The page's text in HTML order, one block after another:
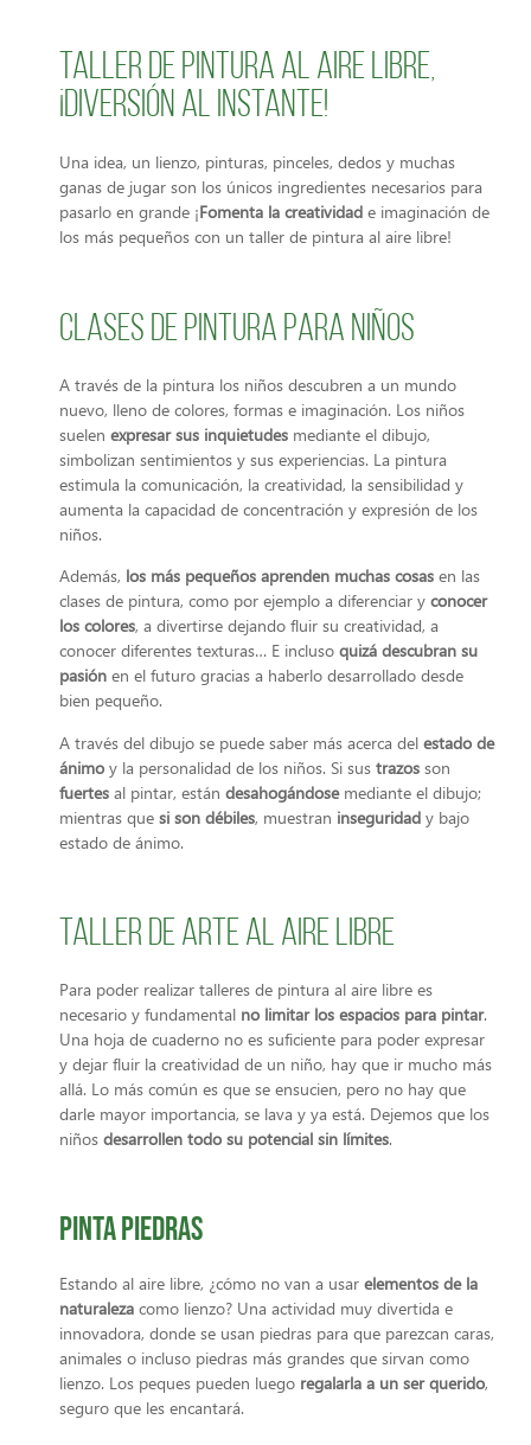
Taller de pintura al aire libre,
¡diversión al instante!
Una idea, un lienzo, pinturas, pinceles, dedos y muchas
ganas de jugar son los únicos ingredientes necesarios para
pasarlo en grande ¡Fomenta la creatividad e imaginación de
los más pequeños con un taller de pintura al aire libre!
Clases de pintura para niños
A través de la pintura los niños descubren a un mundo
nuevo, lleno de colores, formas e imaginación. Los niños
suelen expresar sus inquietudes mediante el dibujo,
simbolizan sentimientos y sus experiencias. La pintura
estimula la comunicación, la creatividad, la sensibilidad y
aumenta la capacidad de concentración y expresión de los
niños.
Además, los más pequeños aprenden muchas cosas en las
clases de pintura, como por ejemplo a diferenciar y conocer
los colores, a divertirse dejando fluir su creatividad, a
conocer diferentes texturas… E incluso quizá descubran su
pasión en el futuro gracias a haberlo desarrollado desde
bien pequeño.
A través del dibujo se puede saber más acerca del estado de
ánimo y la personalidad de los niños. Si sus trazos son
fuertes al pintar, están desahogándosemediante el dibujo;
mientras que si son débiles, muestran inseguridad y bajo
estado de ánimo.
Taller de arte al aire libre
Para poder realizar talleres de pintura al aire libre es
necesario y fundamental no limitar los espacios para pintar.
Una hoja de cuaderno no es suficiente para poder expresar
y dejar fluir la creatividad de un niño, hay que ir mucho más
allá. Lo más común es que se ensucien, pero no hay que
darle mayor importancia, se lava y ya está. Dejemos que los
niños desarrollen todo su potencial sin límites.
Pinta piedras
Estando al aire libre, ¿cómo no van a usar elementos de la
naturaleza como lienzo? Una actividad muy divertida e
innovadora, donde se usan piedras para que parezcan caras,
animales o incluso piedras más grandes que sirvan como
lienzo. Los peques pueden luego regalarla a un ser querido,
seguro que les encantará.